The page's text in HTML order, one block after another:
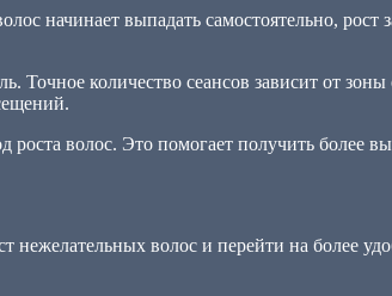
начинает выпадать самостоятельно, рост
Точное количество сеансов зависит от
волос. Это помогает получить более
волос и перейти на более